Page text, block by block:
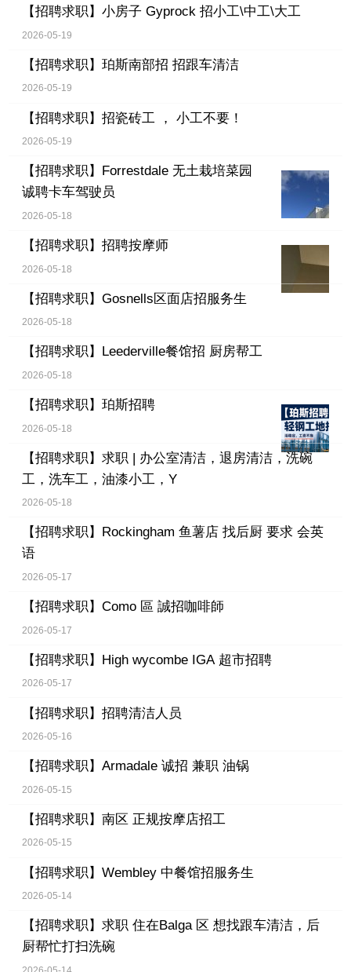
【招聘求职】 小房子 Gyprock 招小工\中工\大工
2026-05-19
【招聘求职】 珀斯南部招 招跟车清洁
2026-05-19
【招聘求职】 招瓷砖工 ， 小工不要！
2026-05-19
【招聘求职】
Forrestdale 无土栽培菜园
诚聘卡车驾驶员
2026-05-18
【招聘求职】 招聘按摩师
2026-05-18
【招聘求职】 Gosnells区面店招服务生
2026-05-18
【招聘求职】 Leederville餐馆招 厨房帮工
2026-05-18
【招聘求职】 珀斯招聘
2026-05-18
【招聘求职】 求职 | 办公室清洁，退房清洁，洗碗
工，洗车工，油漆小工，Y
2026-05-18
【招聘求职】
Rockingham 鱼薯店 找后厨 要求 会英
语
2026-05-17
【招聘求职】 Como 區 誠招咖啡師
2026-05-17
【招聘求职】 High wycombe IGA 超市招聘
2026-05-17
【招聘求职】 招聘清洁人员
2026-05-16
【招聘求职】 Armadale 诚招 兼职 油锅
2026-05-15
【招聘求职】 南区 正规按摩店招工
2026-05-15
【招聘求职】 Wembley 中餐馆招服务生
2026-05-14
【招聘求职】 求职 住在Balga 区 想找跟车清洁，后
厨帮忙打扫洗碗